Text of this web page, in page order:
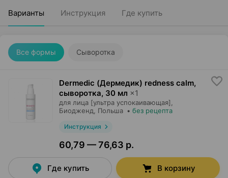
Варианты Инструкция Где купить
Все формы Сыворотка
Dermedic (Дермедик) redness calm,
сыворотка, 30 мл ×1
для лица [ультра успокаивающая],
Биодженд , Польша • без рецепта
Инструкция
60,79 — 76,63 р.
Где купить В корзину